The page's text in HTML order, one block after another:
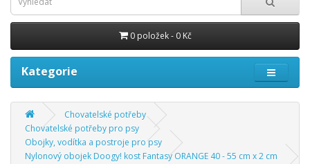
0 položek - 0 Kč
Kategorie
Chovatelské potřeby
Chovatelské potřeby pro psy
Obojky, vodítka a postroje pro psy
Nylonový obojek Doogy! kost Fantasy ORANGE 40 - 55 cm x 2 cm